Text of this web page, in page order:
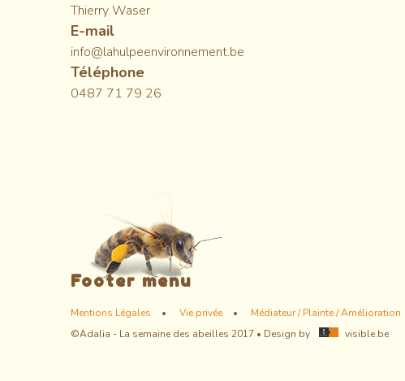
Thierry Waser
E-mail
info@lahulpeenvironnement.be
Téléphone
0487 71 79 26
Footer menu
Mentions Légales Vie privée
Médiateur / Plainte / Amélioration
©Adalia - La semaine des abeilles 2017 • Design by
visible.be